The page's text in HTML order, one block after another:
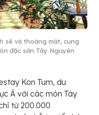
sẽ và thoáng mát, cung
đặc sản Tây Nguyên
Kon Tum, du
Á với các món Tây
từ 200.000